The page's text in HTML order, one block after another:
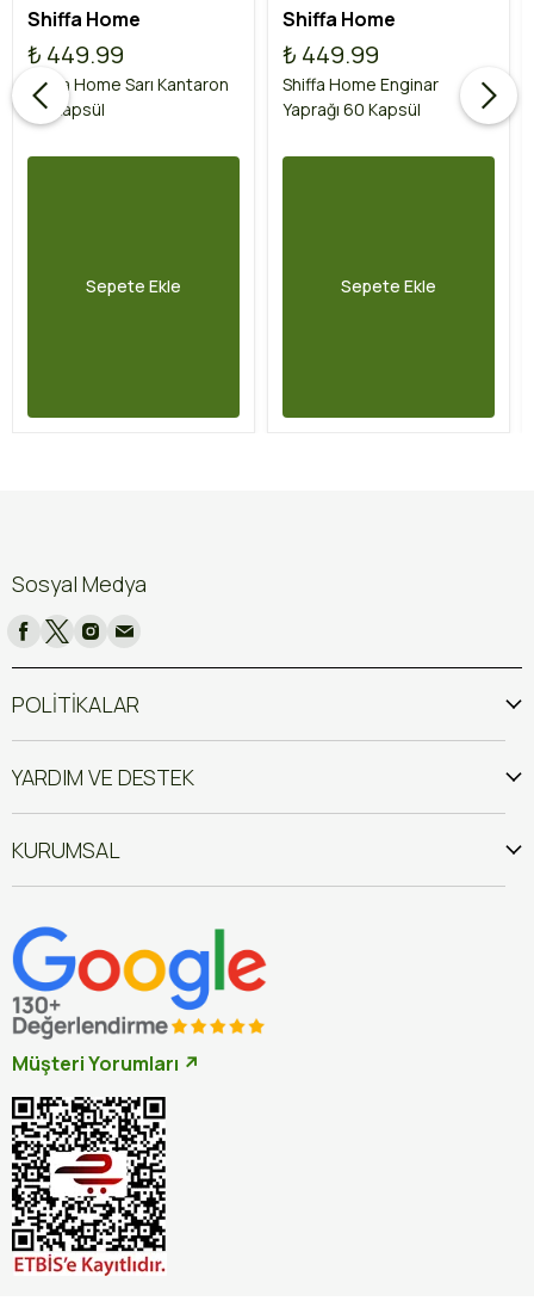
Shiffa Home
₺ 449.99
Shiffa Home Sarı Kantaron
60 Kapsül
Sepete Ekle
Shiffa Home
₺ 449.99
Shiffa Home Enginar
Yaprağı 60 Kapsül
Sepete Ekle
Sosyal Medya
POLİTİKALAR
YARDIM VE DESTEK
KURUMSAL
Müşteri Yorumları ↗